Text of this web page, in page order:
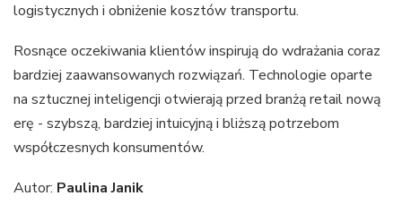
logistycznych i obniżenie kosztów transportu.
Rosnące oczekiwania klientów inspirują do wdrażania coraz
bardziej zaawansowanych rozwiązań. Technologie oparte
na sztucznej inteligencji otwierają przed branżą retail nową
erę - szybszą, bardziej intuicyjną i bliższą potrzebom
współczesnych konsumentów.
Autor: Paulina Janik